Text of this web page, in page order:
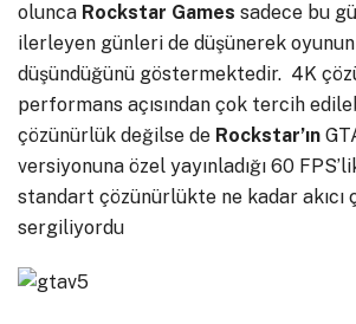
olunca Rockstar Games sadece bu
ilerleyen günleri de düşünerek
düşündüğünü göstermektedir. 4K
performans açısından çok tercih
çözünürlük değilse de Rockstar’ın
versiyonuna özel yayınladığı 60
standart çözünürlükte ne kadar akıcı
sergiliyordu